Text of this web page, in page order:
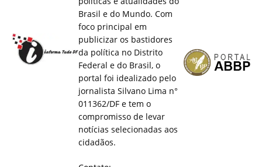
Brasil e do Mundo. Com
foco principal em
publicizar os bastidores
da política no Distrito
Federal e do Brasil, o
portal foi idealizado pelo
jornalista Silvano Lima n°
011362/DF e tem o
compromisso de levar
notícias selecionadas aos
cidadãos.